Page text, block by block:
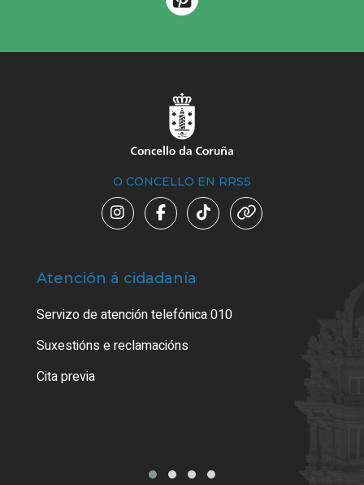
O CONCELLO EN RRSS
Atención á cidadanía
Servizo de atención telefónica 010
Suxestións e reclamacións
Cita previa